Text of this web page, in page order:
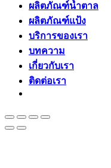
ผลิตภัณฑ์น้ำตาล
ผลิตภัณฑ์แป้ง
บริการของเรา
บทความ
เกี่ยวกับเรา
ติดต่อเรา